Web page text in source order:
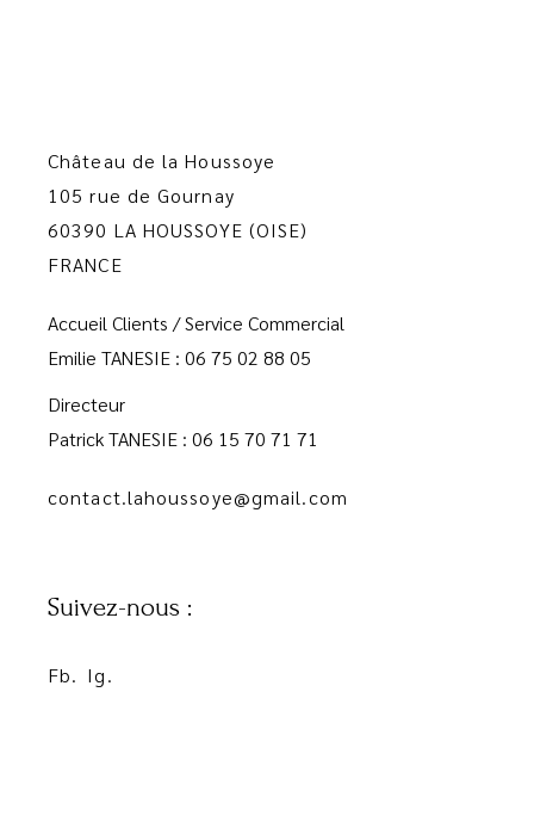
Château de la Houssoye
105 rue de Gournay
60390 LA HOUSSOYE (OISE)
FRANCE
Accueil Clients / Service Commercial
Emilie TANESIE : 06 75 02 88 05
Directeur
Patrick TANESIE : 06 15 70 71 71
contact.lahoussoye@gmail.com
Suivez-nous :
Fb. Ig.